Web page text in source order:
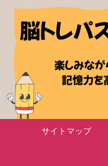
サイトマップ